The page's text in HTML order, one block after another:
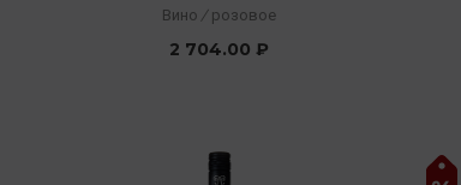
2017 13% 0,75л
Вино / розовое
2 704.00 ₽